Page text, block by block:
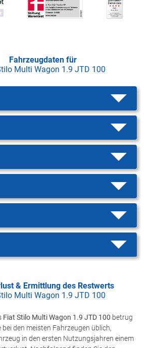
Fahrzeugdaten für
Multi Wagon 1.9 JTD 100
& Ermittlung des Restwerts
Multi Wagon 1.9 JTD 100
Fiat Stilo Multi Wagon 1.9 JTD 100 betrug
bei den meisten Fahrzeugen üblich,
in den ersten Nutzungsjahren einem